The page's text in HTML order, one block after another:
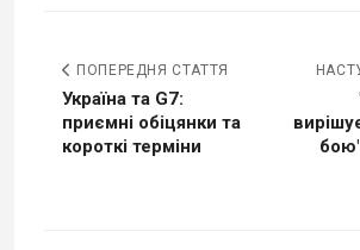
ПОПЕРЕДНЯ СТАТТЯ
Україна та G7:
приємні обіцянки та
короткі терміни